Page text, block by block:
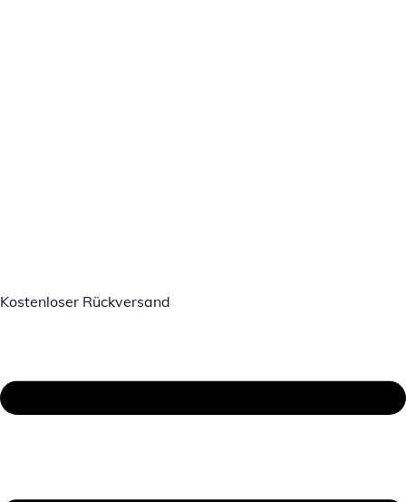
Kostenloser Rückversand